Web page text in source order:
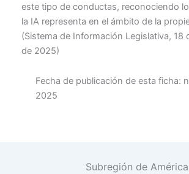
este tipo de conductas, reconociendo
la IA representa en el ámbito de la
(Sistema de Información Legislativa, 18
de 2025)
Fecha de publicación de esta ficha:
2025
Subregión de América